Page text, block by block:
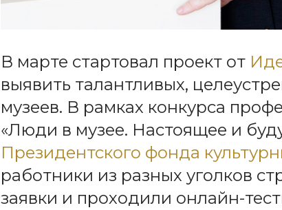
В марте стартовал проект от
выявить талантливых,
музеев. В рамках конкурса
«Люди в музее. Настоящее и
Президентского фонда
работники из разных уголков
заявки и проходили онлайн-